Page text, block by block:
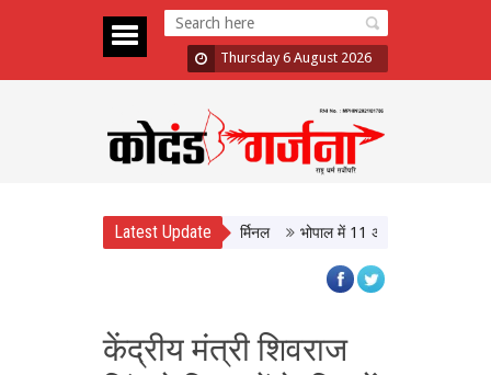
Thursday 6 August 2026
Latest Update
आधुनिक सुविधाओं से लैस होगा बस टर्मिनल भोपाल में 11 अगस्त को होगी मध्यप्रदेश
केंद्रीय मंत्री शिवराज